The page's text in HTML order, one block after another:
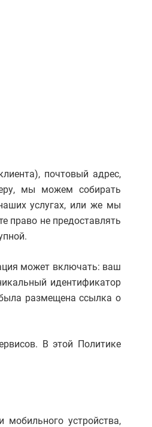
почтовый адрес,
мы можем собирать
услугах, или же мы
право не предоставлять
может включать: ваш
идентификатор
размещена ссылка о
В этой Политике
устройства,